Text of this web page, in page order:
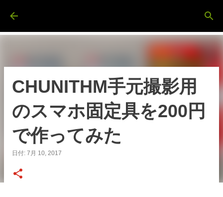
CHUNITHM手元撮影用
のスマホ固定具を200円
で作ってみた
日付: 7月 10, 2017